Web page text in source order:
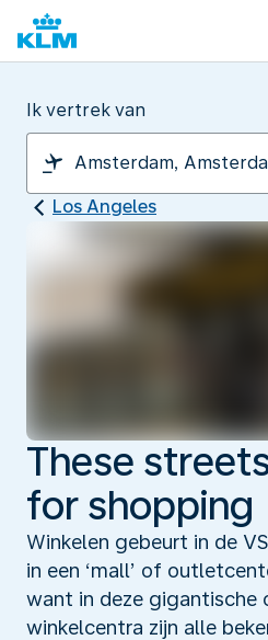
Ik vertrek van
Los Angeles
These
for shopping
Winkelen gebeurt in de
in een ‘mall’ of
want in deze gigantische
winkelcentra zijn alle